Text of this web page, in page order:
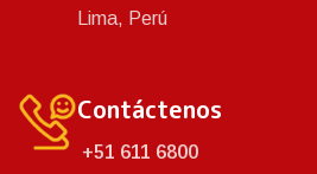
Lima, Perú
Contáctenos
+51 611 6800